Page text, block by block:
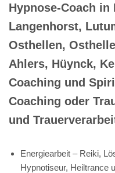
Hypnose-Coach in
Langenhorst,
Osthellen,
Ahlers, Hüynck,
Coaching und
Coaching oder
und
Energiearbeit – Reiki,
Hypnotiseur, Heiltrance